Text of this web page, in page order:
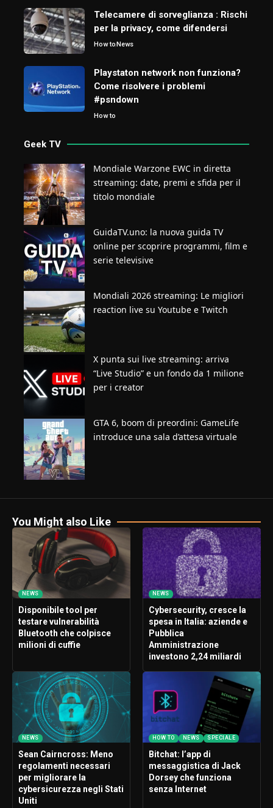
Telecamere di sorveglianza : Rischi
per la privacy, come difendersi
How toNews
Playstaton network non funziona?
Come risolvere i problemi
#psndown
How to
Geek TV
Mondiale Warzone EWC in diretta
streaming: date, premi e sfida per il
titolo mondiale
GuidaTV.uno: la nuova guida TV
online per scoprire programmi, film e
serie televisive
Mondiali 2026 streaming: Le migliori
reaction live su Youtube e Twitch
X punta sui live streaming: arriva
“Live Studio” e un fondo da 1 milione
per i creator
GTA 6, boom di preordini: GameLife
introduce una sala d’attesa virtuale
You Might also Like
NEWS
Disponibile tool per
testare vulnerabilità
Bluetooth che colpisce
milioni di cuffie
NEWS
Cybersecurity, cresce la
spesa in Italia: aziende e
Pubblica
Amministrazione
investono 2,24 miliardi
NEWS
Sean Cairncross: Meno
regolamenti necessari
per migliorare la
cybersicurezza negli Stati
Uniti
HOW TO NEWS SPECIALE
Bitchat: l’app di
messaggistica di Jack
Dorsey che funziona
senza Internet